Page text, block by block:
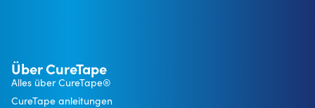
Über CureTape
Alles über CureTape®
CureTape anleitungen